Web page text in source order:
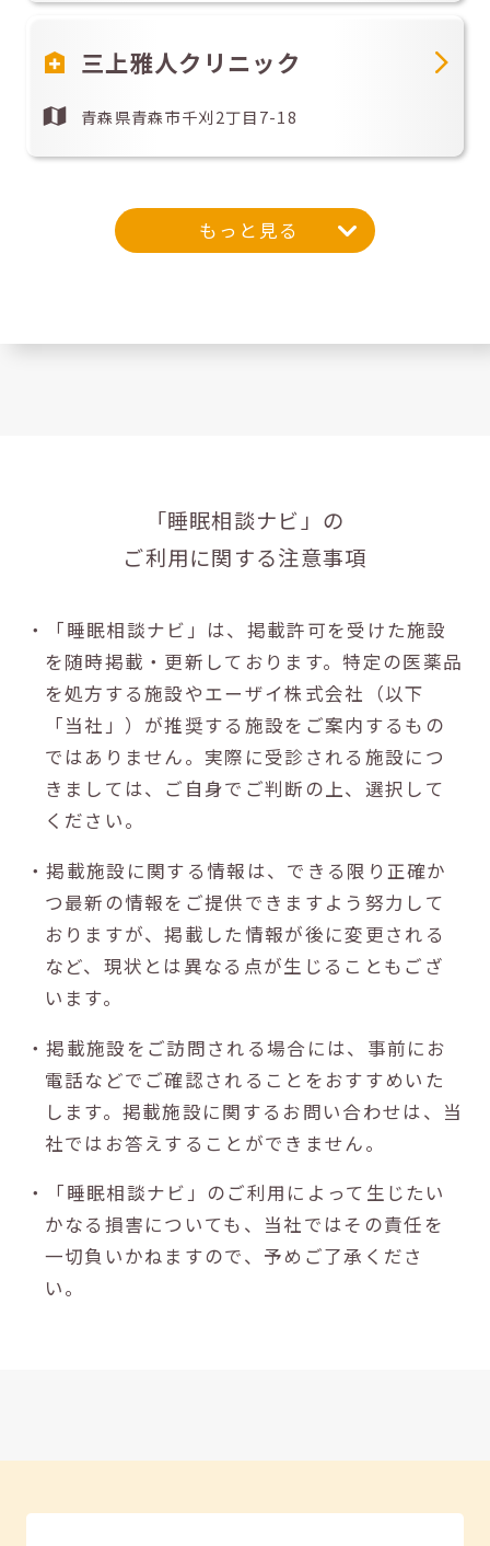
三上雅人クリニック
青森県青森市千刈2丁目7-18
もっと見る
「睡眠相談ナビ」の
ご利用に関する注意事項
・「睡眠相談ナビ」は、掲載許可を受けた施設
を随時掲載・更新しております。特定の医薬品
を処方する施設やエーザイ株式会社（以下
「当社」）が推奨する施設をご案内するもの
ではありません。実際に受診される施設につ
きましては、ご自身でご判断の上、選択して
ください。
・掲載施設に関する情報は、できる限り正確か
つ最新の情報をご提供できますよう努力して
おりますが、掲載した情報が後に変更される
など、現状とは異なる点が生じることもござ
います。
・掲載施設をご訪問される場合には、事前にお
電話などでご確認されることをおすすめいた
します。掲載施設に関するお問い合わせは、当
社ではお答えすることができません。
・「睡眠相談ナビ」のご利用によって生じたい
かなる損害についても、当社ではその責任を
一切負いかねますので、予めご了承くださ
い。